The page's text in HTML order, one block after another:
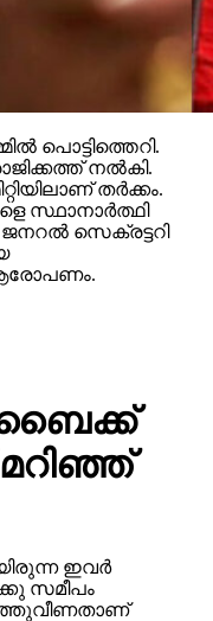
പൊട്ടിത്തെറി.
നല്‍കി.
തര്‍ക്കം.
സ്ഥാനാര്‍ത്ഥി
സെക്രട്ടറി
ബൈക്ക്
മറിഞ്ഞ്
ഇവര്‍
സമീപം